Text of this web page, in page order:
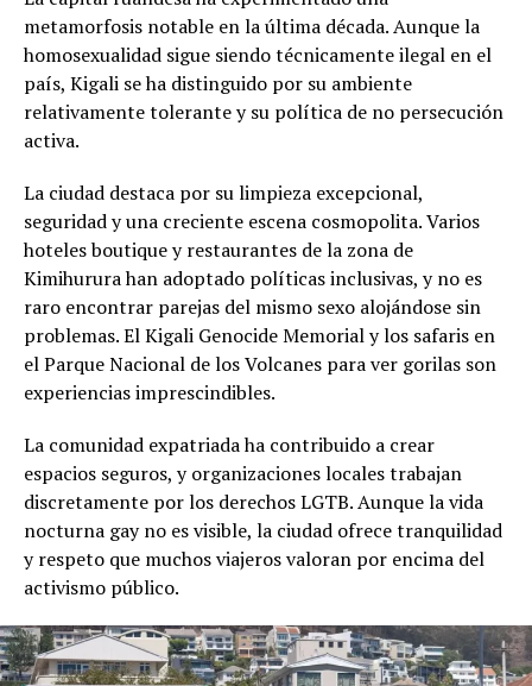
metamorfosis notable en la última década. Aunque la
homosexualidad sigue siendo técnicamente ilegal en el
país, Kigali se ha distinguido por su ambiente
relativamente tolerante y su política de no persecución
activa.
La ciudad destaca por su limpieza excepcional,
seguridad y una creciente escena cosmopolita. Varios
hoteles boutique y restaurantes de la zona de
Kimihurura han adoptado políticas inclusivas, y no es
raro encontrar parejas del mismo sexo alojándose sin
problemas. El Kigali Genocide Memorial y los safaris en
el Parque Nacional de los Volcanes para ver gorilas son
experiencias imprescindibles.
La comunidad expatriada ha contribuido a crear
espacios seguros, y organizaciones locales trabajan
discretamente por los derechos LGTB. Aunque la vida
nocturna gay no es visible, la ciudad ofrece tranquilidad
y respeto que muchos viajeros valoran por encima del
activismo público.